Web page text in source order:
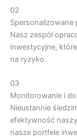
02
Spersonalizowane
Nasz zespół
inwestycyjne,
na ryzyko.
03
Monitorowanie i
Nieustannie
efektywność
nasze portfele